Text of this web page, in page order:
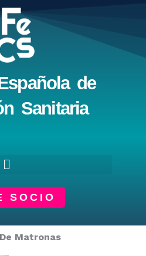
de
Sanitaria
SOCIO
Matronas